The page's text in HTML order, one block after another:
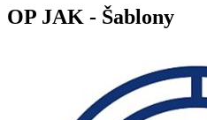
OP JAK - Šablony